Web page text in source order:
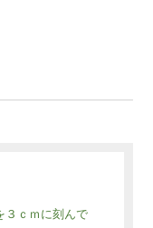
ｃｍに刻んで